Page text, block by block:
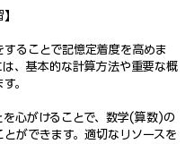
することで記憶定着度を高めま
は、基本的な計算方法や重要な概
。
を心がけることで、数学(算数)の
とができます。適切なリソースを